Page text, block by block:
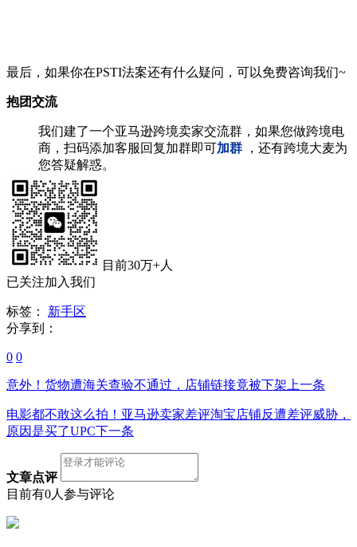
最后，如果你在PSTI法案还有什么疑问，可以免费咨询我们~
抱团交流
我们建了一个亚马逊跨境卖家交流群，如果您做跨境电
商，扫码添加客服回复加群即可加群
，还有跨境大麦为
您答疑解惑。
目前30万+人
已关注加入我们
标签：
新手区
分享到：
0 0
意外！货物遭海关查验不通过，店铺链接竟被下架 上一条
电影都不敢这么拍！亚马逊卖家差评淘宝店铺反遭差评威胁，
原因是买了UPC下一条
文章点评
目前有0人参与评论